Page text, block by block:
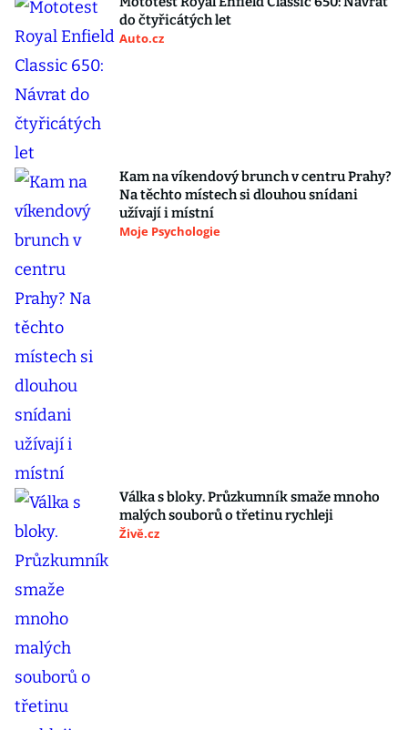
do čtyřicátých let
Auto.cz
Kam na víkendový brunch v centru Prahy?
Na těchto místech si dlouhou snídani
užívají i místní
Moje Psychologie
Válka s bloky. Průzkumník smaže mnoho
malých souborů o třetinu rychleji
Živě.cz